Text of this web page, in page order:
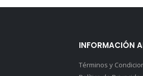
INFORMACIÓN
Términos y